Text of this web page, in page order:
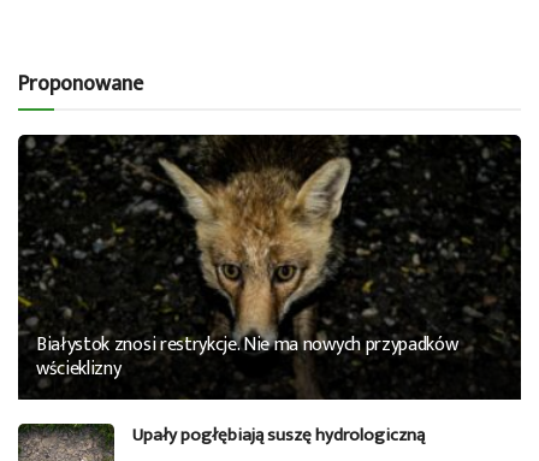
Proponowane
Białystok znosi restrykcje. Nie ma nowych przypadków
wścieklizny
Upały pogłębiają suszę hydrologiczną